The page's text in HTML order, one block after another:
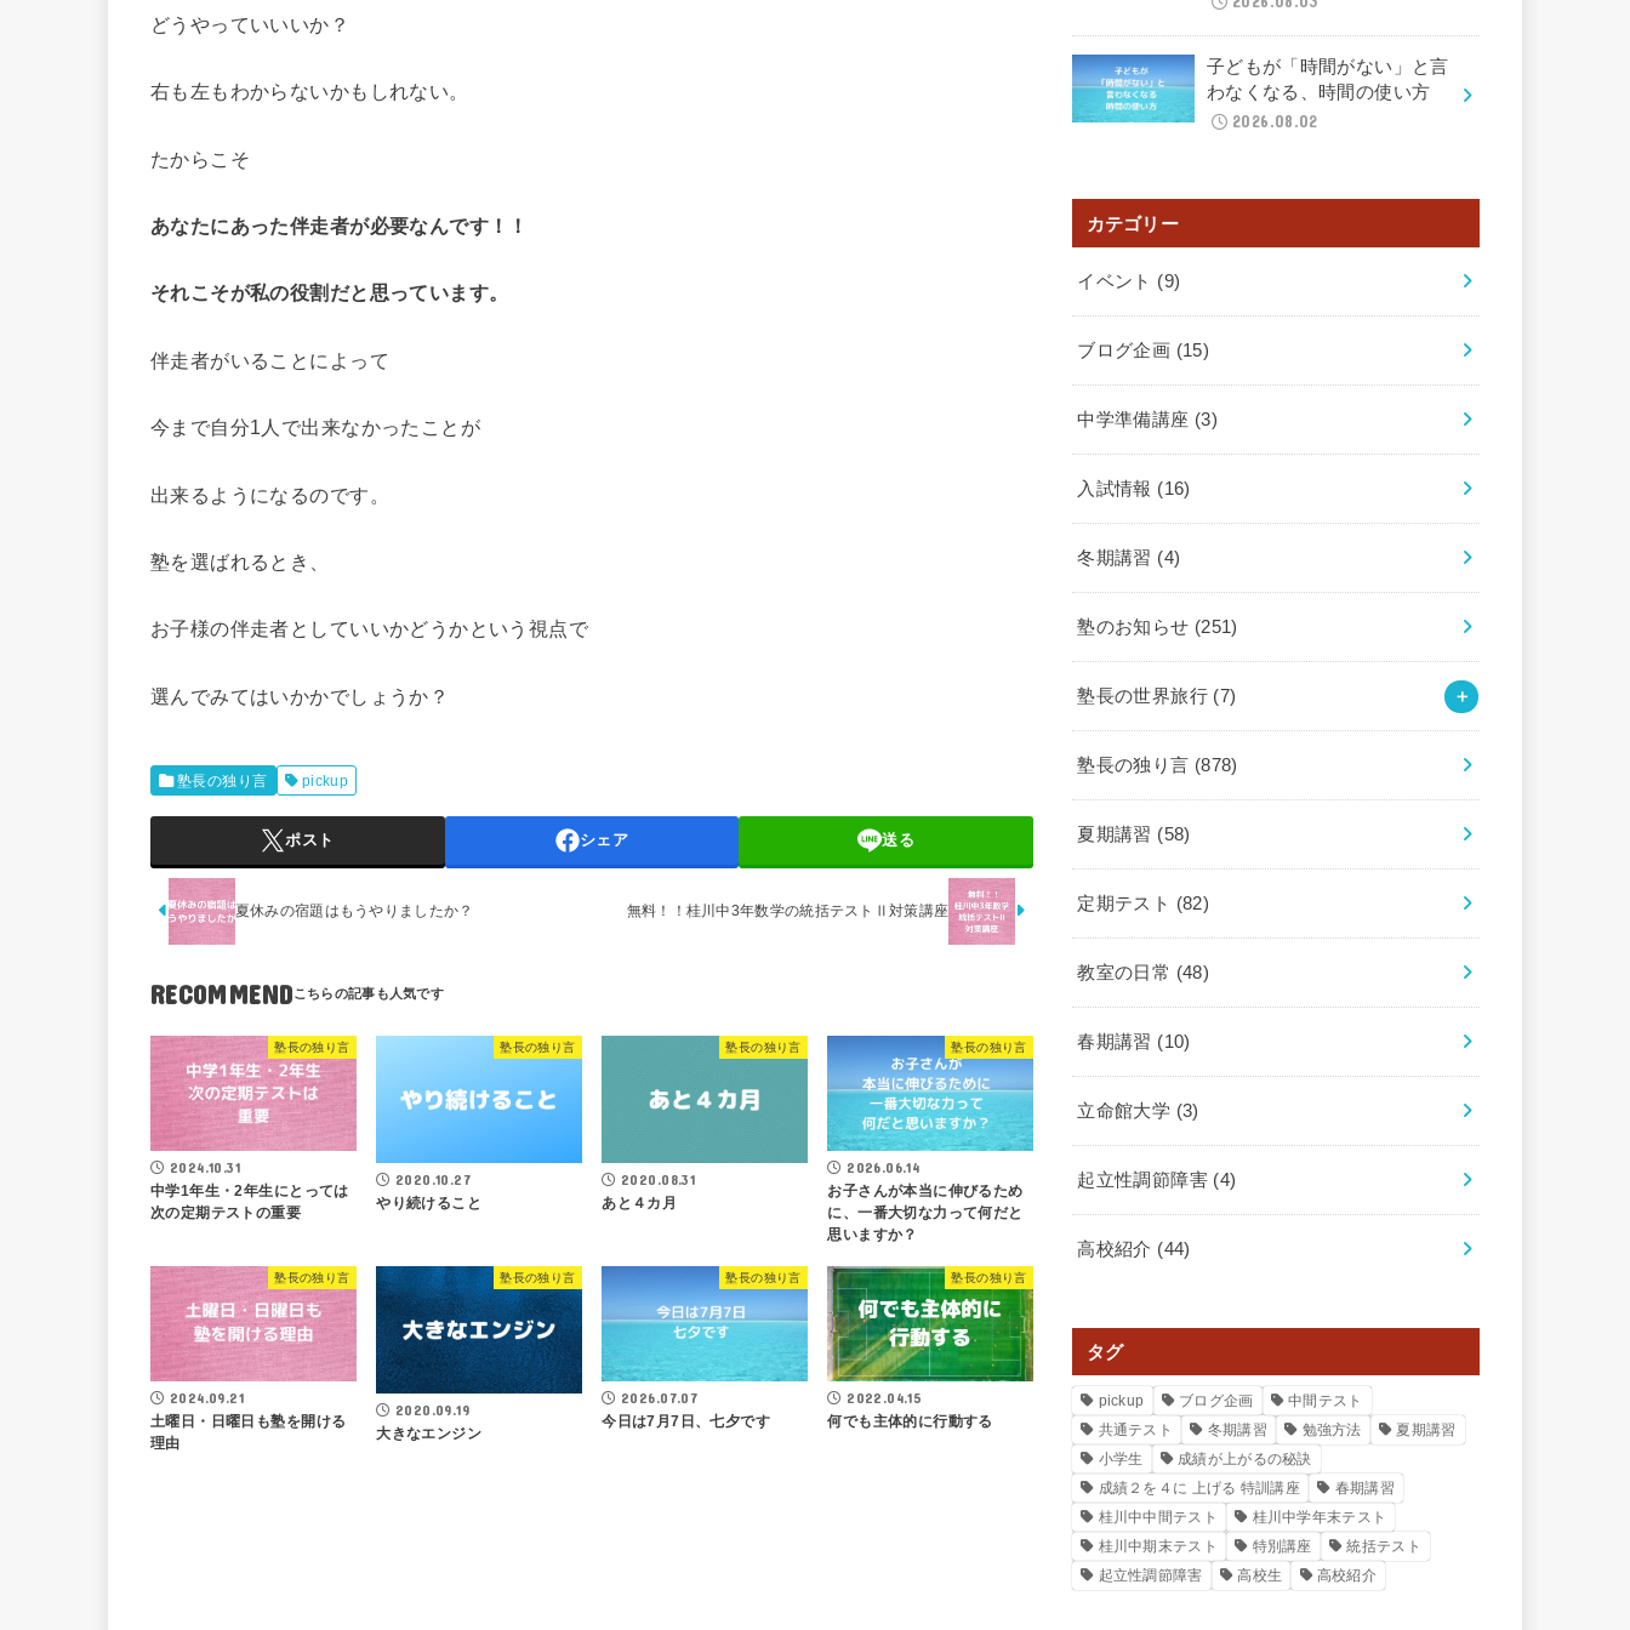
どうやっていいいか？
右も左もわからないかもしれない。
たからこそ
あなたにあった伴走者が必要なんです！！
それこそが私の役割だと思っています。
伴走者がいることによって
今まで自分1人で出来なかったことが
出来るようになるのです。
塾を選ばれるとき、
お子様の伴走者としていいかどうかという視点で
選んでみてはいかかでしょうか？
塾長の独り言 pickup
ポスト シェア 送る
夏休みの宿題はもうやりましたか？ 無料！！桂川中3年数学の統括テストⅡ対策講座
RECOMMEND
塾長の独り言
2024.10.31
中学1年生・2年生にとっては
次の定期テストの重要
塾長の独り言
2020.10.27
やり続けること
塾長の独り言
2020.08.31
あと４カ月
塾長の独り言
2026.06.14
お子さんが本当に伸びるため
に、一番大切な力って何だと
思いますか？
塾長の独り言
2024.09.21
土曜日・日曜日も塾を開ける
理由
塾長の独り言
2020.09.19
大きなエンジン
塾長の独り言
2026.07.07
今日は7月7日、七夕です
塾長の独り言
2022.04.15
何でも主体的に行動する
子どもが「時間がない」と言
わなくなる、時間の使い方
2026.08.02
カテゴリー
イベント (9)
ブログ企画 (15)
中学準備講座 (3)
入試情報 (16)
冬期講習 (4)
塾のお知らせ (251)
塾長の世界旅行 (7)
塾長の独り言 (878)
夏期講習 (58)
定期テスト (82)
教室の日常 (48)
春期講習 (10)
立命館大学 (3)
起立性調節障害 (4)
高校紹介 (44)
タグ
pickup ブログ企画
中間テスト
共通テスト
冬期講習 勉強方法
夏期講習
小学生
成績が上がるの秘訣
成績２を４に 上げる 特訓講座
春期講習
桂川中中間テスト
桂川中学年末テスト
桂川中期末テスト
特別講座
統括テスト
起立性調節障害
高校生 高校紹介